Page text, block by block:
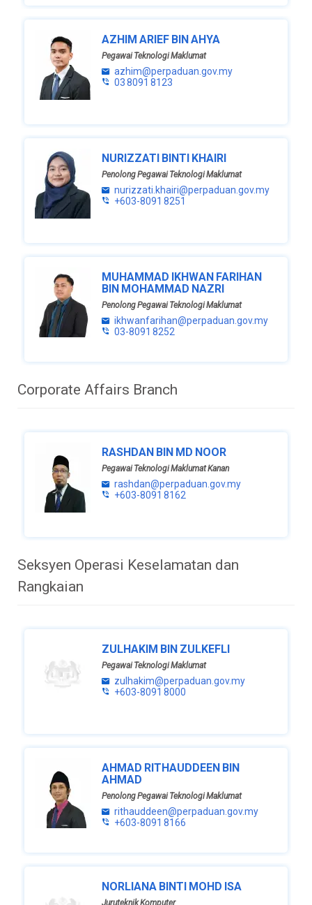
AZHIM ARIEF BIN AHYA
Pegawai Teknologi Maklumat
azhim@perpaduan.gov.my
03 8091 8123
NURIZZATI BINTI KHAIRI
Penolong Pegawai Teknologi Maklumat
nurizzati.khairi@perpaduan.gov.my
+603-8091 8251
MUHAMMAD IKHWAN FARIHAN
BIN MOHAMMAD NAZRI
Penolong Pegawai Teknologi Maklumat
ikhwanfarihan@perpaduan.gov.my
03-8091 8252
Corporate Affairs Branch
RASHDAN BIN MD NOOR
Pegawai Teknologi Maklumat Kanan
rashdan@perpaduan.gov.my
+603-8091 8162
Seksyen Operasi Keselamatan dan
Rangkaian
ZULHAKIM BIN ZULKEFLI
Pegawai Teknologi Maklumat
zulhakim@perpaduan.gov.my
+603-8091 8000
AHMAD RITHAUDDEEN BIN
AHMAD
Penolong Pegawai Teknologi Maklumat
rithauddeen@perpaduan.gov.my
+603-8091 8166
NORLIANA BINTI MOHD ISA
Juruteknik Komputer